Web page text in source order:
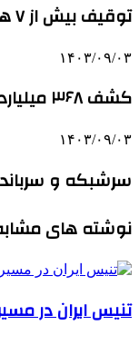
توقیف بیش از ۷ هزار خودروی شوتی در هرمزگان از ابتدای سال تاکنون
۱۴۰۳/۰۹/۰۳
کشف ۳۶۸ میلیاردی زمین خواری اراضی ملی در هرمزگان
۱۴۰۳/۰۹/۰۳
سرشبکه و
نوشته های
تنیس ایران در